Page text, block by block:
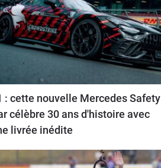
: cette nouvelle Mercedes Safety
célèbre 30 ans d'histoire avec
livrée inédite